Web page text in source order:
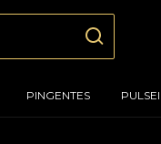
PINGENTES